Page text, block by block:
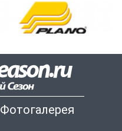
Фотогалерея